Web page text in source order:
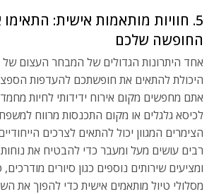
5. חוויות מותאמות אישית:
החופשה שלכם
אחד היתרונות הגדולים של המבחר העצום של
היכולת להתאים את חופשתכם להעדפות
אתם מחפשים מקום אירוח ידידותי לחיות
לכיסא גלגלים או מקום התכנסות מרווח
הצימרים המגוון יכול להתאים לצרכים
רבים עושים מעל ומעבר כדי להבטיח את
ומציעים שירותים נוספים כגון סיורים
מסלולי טיול מותאמים אישית כדי להפוך את